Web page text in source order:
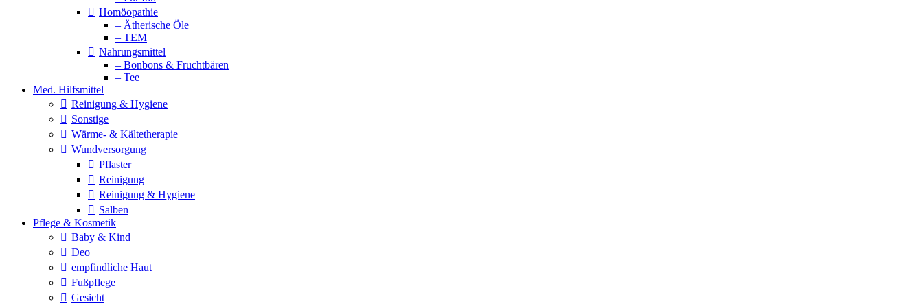
Homöopathie
– Ätherische Öle
– TEM
Nahrungsmittel
– Bonbons & Fruchtbären
– Tee
Med. Hilfsmittel
Reinigung & Hygiene
Sonstige
Wärme- & Kältetherapie
Wundversorgung
Pflaster
Reinigung
Reinigung & Hygiene
Salben
Pflege & Kosmetik
Baby & Kind
Deo
empfindliche Haut
Fußpflege
Gesicht